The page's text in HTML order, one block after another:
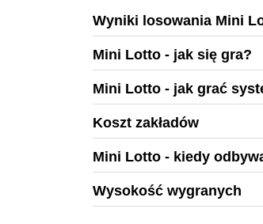
Wyniki losowania Mini
Mini Lotto - jak się gra?
Mini Lotto - jak grać
Koszt zakładów
Mini Lotto - kiedy
Wysokość wygranych